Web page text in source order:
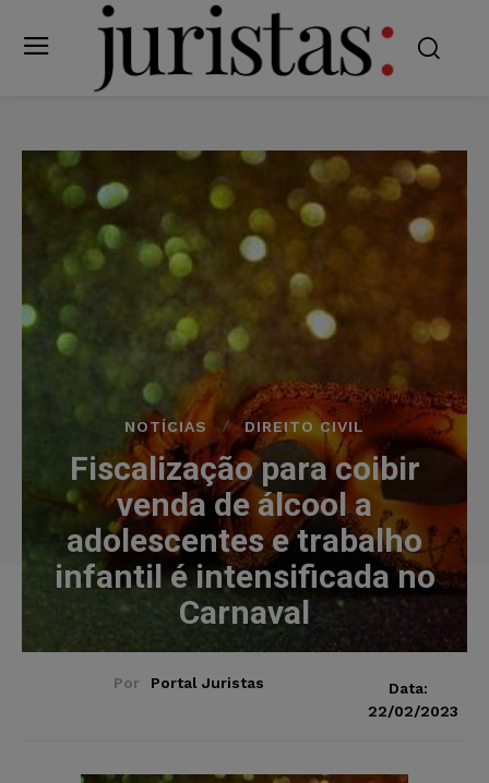
NOTÍCIAS DIREITO CIVIL
Fiscalização para coibir
venda de álcool a
adolescentes e trabalho
infantil é intensificada no
Carnaval
Por Portal Juristas
Data:
22/02/2023